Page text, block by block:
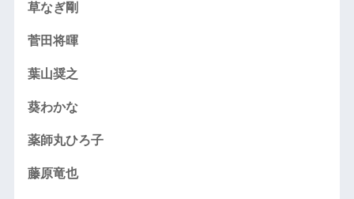
草なぎ剛
菅田将暉
葉山奨之
葵わかな
薬師丸ひろ子
藤原竜也